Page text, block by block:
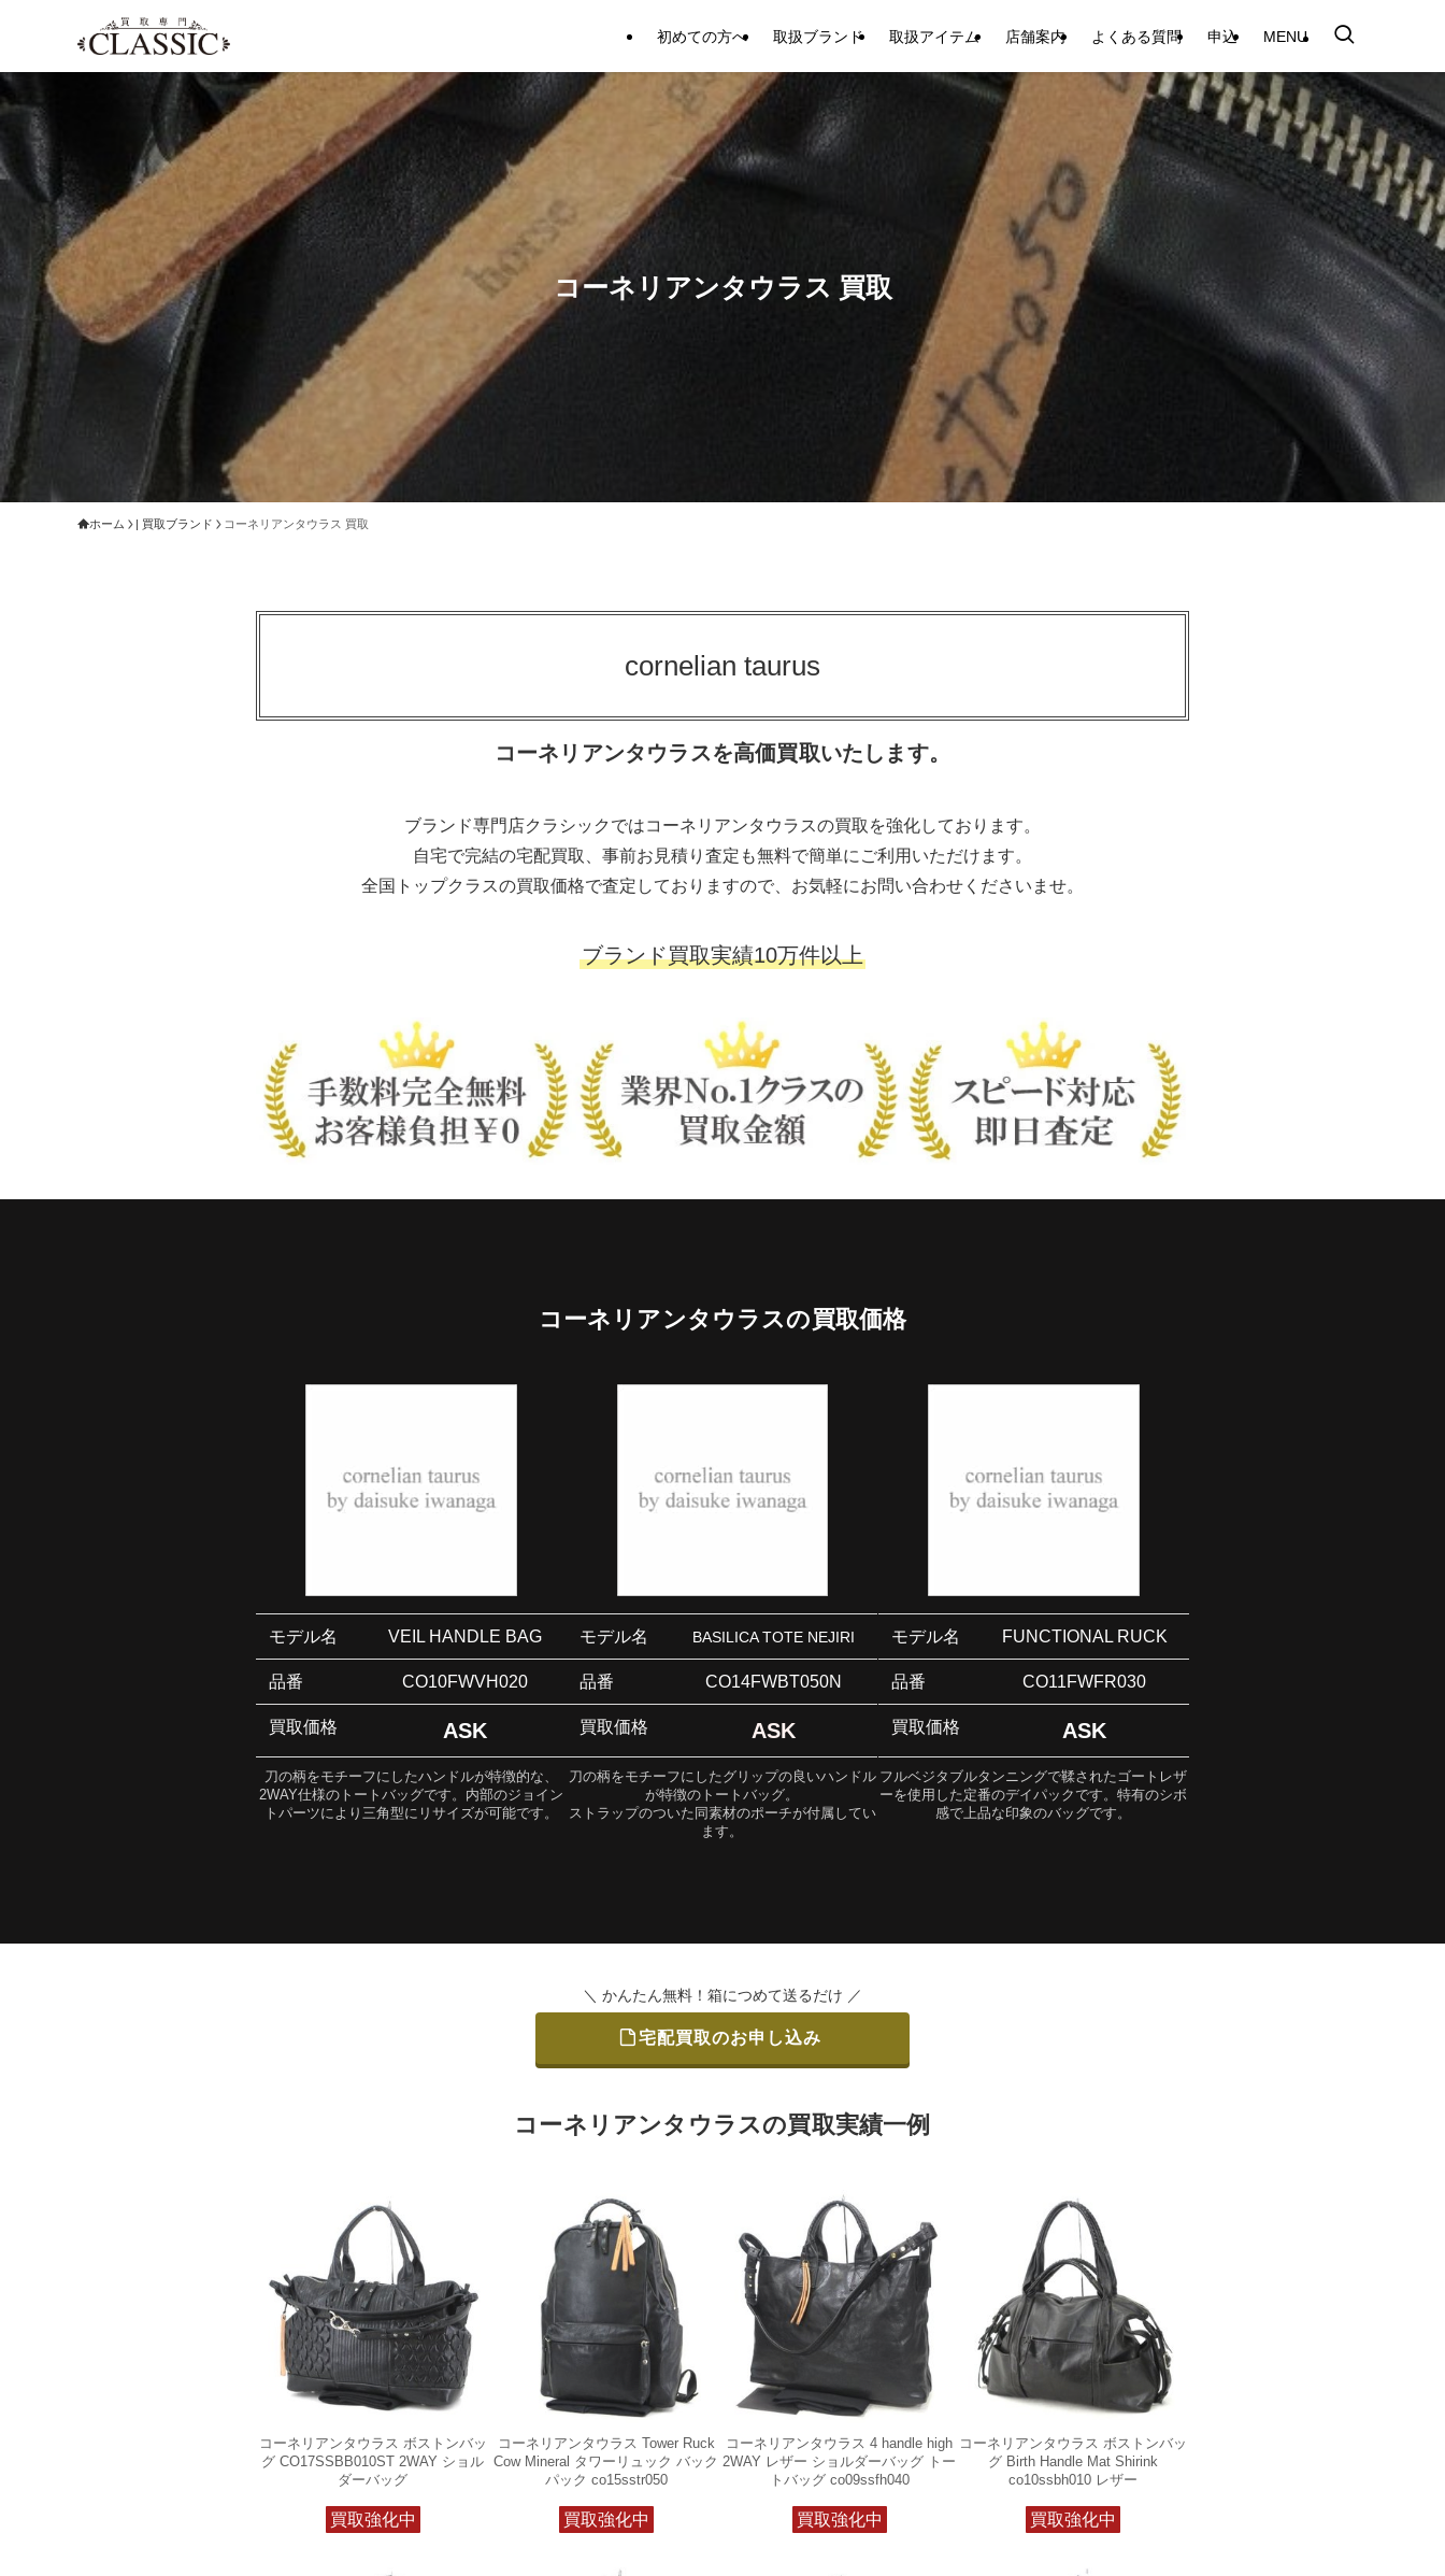
初めての方へ 取扱ブランド 取扱アイテム 店舗案内 よくある質問 申込 MENU
コーネリアンタウラス 買取
ホーム | 買取ブランド コーネリアンタウラス 買取
cornelian taurus
コーネリアンタウラスを高価買取いたします。
ブランド専門店クラシックではコーネリアンタウラスの買取を強化しております。
自宅で完結の宅配買取、事前お見積り査定も無料で簡単にご利用いただけます。
全国トップクラスの買取価格で査定しておりますので、お気軽にお問い合わせくださいませ。
ブランド買取実績10万件以上
コーネリアンタウラスの買取価格
モデル名 VEIL HANDLE BAG
品番 CO10FWVH020
買取価格 ASK
刀の柄をモチーフにしたハンドルが特徴的な、
2WAY仕様のトートバッグです。内部のジョイン
トパーツにより三角型にリサイズが可能です。
モデル名 BASILICA TOTE NEJIRI
品番 CO14FWBT050N
買取価格 ASK
刀の柄をモチーフにしたグリップの良いハンドル
が特徴のトートバッグ。
ストラップのついた同素材のポーチが付属してい
ます。
モデル名 FUNCTIONAL RUCK
品番 CO11FWFR030
買取価格 ASK
フルベジタブルタンニングで鞣されたゴートレザ
ーを使用した定番のデイパックです。特有のシボ
感で上品な印象のバッグです。
＼ かんたん無料！箱につめて送るだけ ／
宅配買取のお申し込み
コーネリアンタウラスの買取実績一例
コーネリアンタウラス ボストンバッ
グ CO17SSBB010ST 2WAY ショル
ダーバッグ
買取強化中
コーネリアンタウラス Tower Ruck
Cow Mineral タワーリュック バック
パック co15sstr050
買取強化中
コーネリアンタウラス 4 handle high
2WAY レザー ショルダーバッグ トー
トバッグ co09ssfh040
買取強化中
コーネリアンタウラス ボストンバッ
グ Birth Handle Mat Shirink
co10ssbh010 レザー
買取強化中